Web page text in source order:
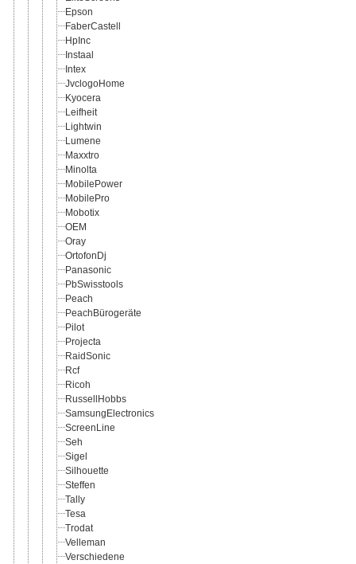
Epson
FaberCastell
HpInc
Instaal
Intex
JvclogoHome
Kyocera
Leifheit
Lightwin
Lumene
Maxxtro
Minolta
MobilePower
MobilePro
Mobotix
OEM
Oray
OrtofonDj
Panasonic
PbSwisstools
Peach
PeachBürogeräte
Pilot
Projecta
RaidSonic
Rcf
Ricoh
RussellHobbs
SamsungElectronics
ScreenLine
Seh
Sigel
Silhouette
Steffen
Tally
Tesa
Trodat
Velleman
Verschiedene